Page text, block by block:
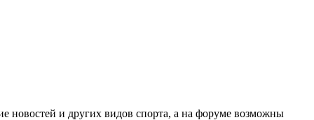
новостей и других видов спорта, а на форуме возможны